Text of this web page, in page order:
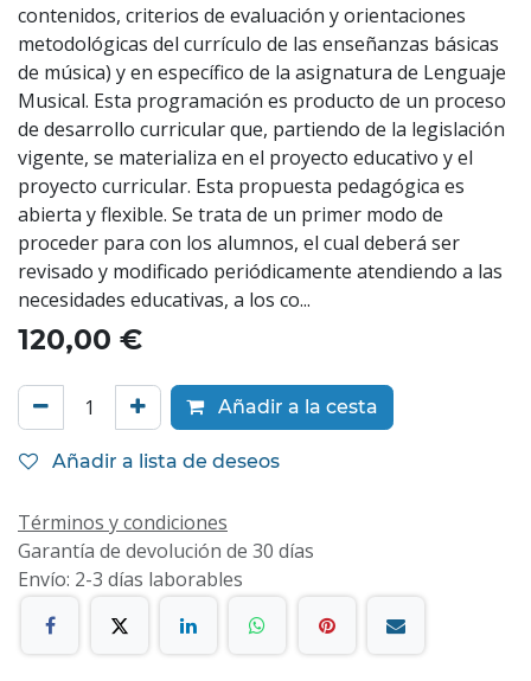
contenidos, criterios de evaluación y orientaciones
metodológicas del currículo de las enseñanzas básicas
de música) y en específico de la asignatura de Lenguaje
Musical. Esta programación es producto de un proceso
de desarrollo curricular que, partiendo de la legislación
vigente, se materializa en el proyecto educativo y el
proyecto curricular. Esta propuesta pedagógica es
abierta y flexible. Se trata de un primer modo de
proceder para con los alumnos, el cual deberá ser
revisado y modificado periódicamente atendiendo a las
necesidades educativas, a los co...
120,00 €
Añadir a la cesta
Añadir a lista de deseos
Términos y condiciones
Garantía de devolución de 30 días
Envío: 2-3 días laborables